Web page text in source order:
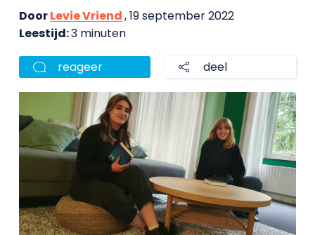
DoorLevie Vriend, 19 september 2022
Leestijd:3 minuten
reageer deel